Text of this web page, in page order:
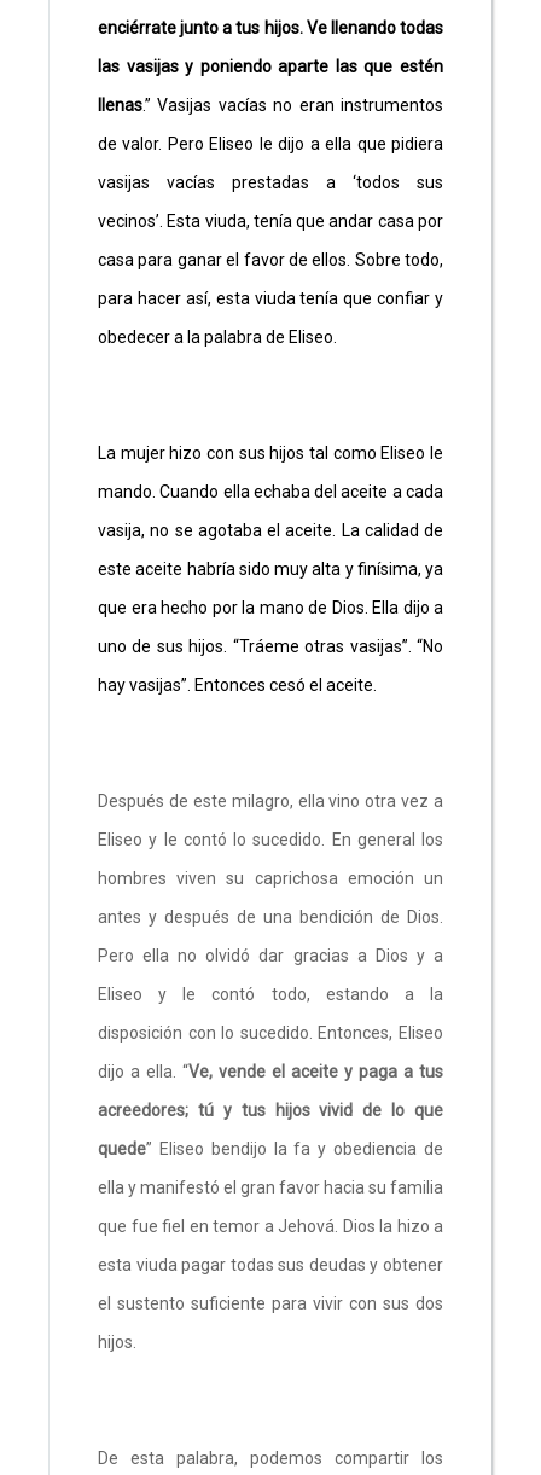
enciérrate junto a tus hijos. Ve llenando todas
las vasijas y poniendo aparte las que estén
llenas.” Vasijas vacías no eran instrumentos
de valor. Pero Eliseo le dijo a ella que pidiera
vasijas vacías prestadas a ‘todos sus
vecinos’. Esta viuda, tenía que andar casa por
casa para ganar el favor de ellos. Sobre todo,
para hacer así, esta viuda tenía que confiar y
obedecer a la palabra de Eliseo.
La mujer hizo con sus hijos tal como Eliseo le
mando. Cuando ella echaba del aceite a cada
vasija, no se agotaba el aceite. La calidad de
este aceite habría sido muy alta y finísima, ya
que era hecho por la mano de Dios. Ella dijo a
uno de sus hijos. “Tráeme otras vasijas”. “No
hay vasijas”. Entonces cesó el aceite.
Después de este milagro, ella vino otra vez a
Eliseo y le contó lo sucedido. En general los
hombres viven su caprichosa emoción un
antes y después de una bendición de Dios.
Pero ella no olvidó dar gracias a Dios y a
Eliseo y le contó todo, estando a la
disposición con lo sucedido. Entonces, Eliseo
dijo a ella. “Ve, vende el aceite y paga a tus
acreedores; tú y tus hijos vivid de lo que
quede” Eliseo bendijo la fa y obediencia de
ella y manifestó el gran favor hacia su familia
que fue fiel en temor a Jehová. Dios la hizo a
esta viuda pagar todas sus deudas y obtener
el sustento suficiente para vivir con sus dos
hijos.
De esta palabra, podemos compartir los